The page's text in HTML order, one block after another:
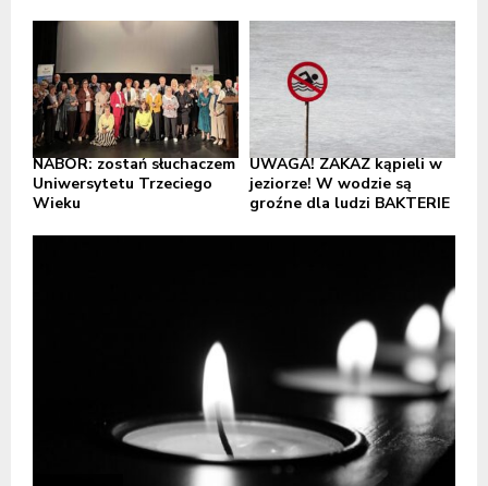
NABÓR: zostań słuchaczem
Uniwersytetu Trzeciego
Wieku
UWAGA! ZAKAZ kąpieli w
jeziorze! W wodzie są
groźne dla ludzi BAKTERIE